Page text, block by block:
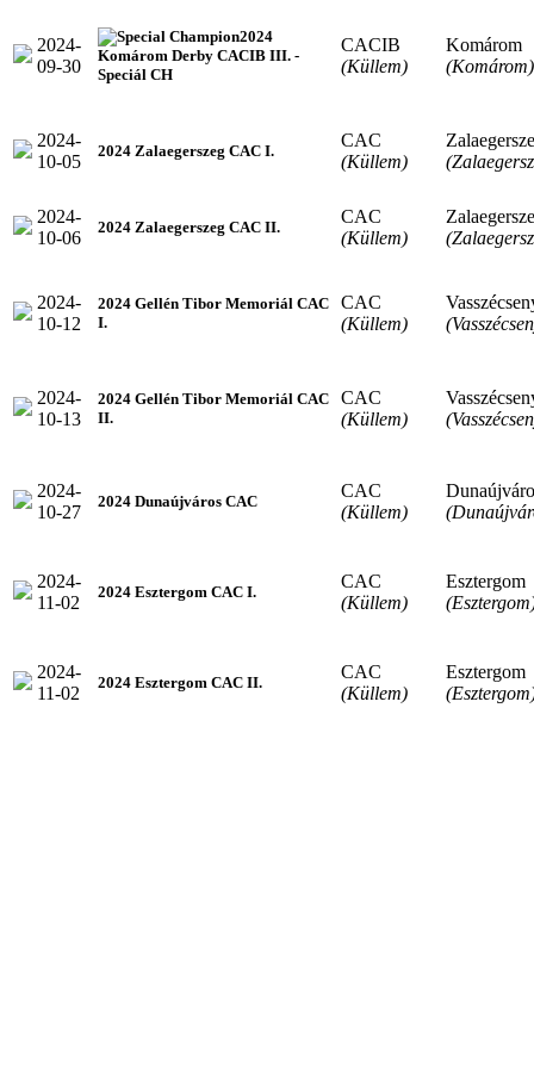
2024-
09-30
2024
Komárom Derby CACIB III. -
Speciál CH
CACIB
(Küllem)
Komárom
(Komárom)
2024-
10-05
2024 Zalaegerszeg CAC I.
CAC
(Küllem)
2024-
10-06
2024 Zalaegerszeg CAC II.
CAC
(Küllem)
2024-
10-12
2024 Gellén Tibor Memoriál CAC
I.
CAC
(Küllem)
2024-
10-13
2024 Gellén Tibor Memoriál CAC
II.
CAC
(Küllem)
2024-
10-27
2024 Dunaújváros CAC
CAC
(Küllem)
2024-
11-02
2024 Esztergom CAC I.
CAC
(Küllem)
Esztergom
2024-
11-02
2024 Esztergom CAC II.
CAC
(Küllem)
Esztergom